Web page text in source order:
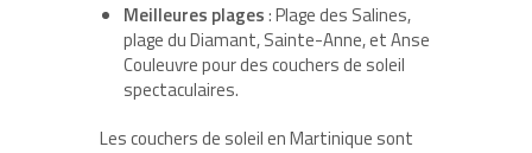
Meilleures plages: Plage des Salines,
plage du Diamant, Sainte-Anne, et Anse
Couleuvre pour des couchers de soleil
spectaculaires.
Les couchers de soleil en Martinique sont